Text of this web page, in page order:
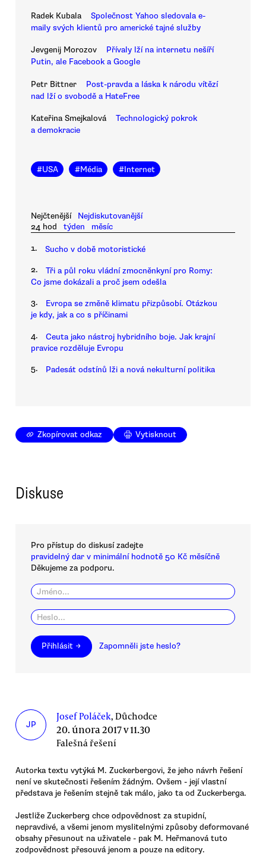
Radek Kubala
Společnost Yahoo sledovala e-
maily svých klientů pro americké tajné služby
Jevgenij Morozov
Přívaly lží na internetu nešíří
Putin, ale Facebook a Google
Petr Bittner
Post-pravda a láska k národu vítězí
nad lží o svobodě a HateFree
Kateřina Smejkalová
Technologický pokrok
a demokracie
#USA #Média #Internet
Nejčtenější
Nejdiskutovanější
24 hod
týden měsíc
1. Sucho v době motoristické
2.
Tři a půl roku vládní zmocněnkyní pro Romy:
Co jsme dokázali a proč jsem odešla
3.
Evropa se změně klimatu přizpůsobí. Otázkou
je kdy, jak a co s příčinami
4.
Ceuta jako nástroj hybridního boje. Jak krajní
pravice rozděluje Evropu
5. Padesát odstínů lži a nová nekulturní politika
Zkopírovat odkaz Vytisknout
Diskuse
Pro přístup do diskusí zadejte
pravidelný dar v minimální hodnotě 50 Kč měsíčně
Děkujeme za podporu.
Přihlásit → Zapomněli jste heslo?
JP
Josef Poláček, Důchodce
20. února 2017 v 11.30
Falešná řešení
Autorka textu vytýká M. Zuckerbergovi, že jeho návrh řešení
není ve skutečnosti řešením žádným. Ovšem - její vlastní
představa je řešením stejně tak málo, jako ta od Zuckerberga.
Jestliže Zuckerberg chce odpovědnost za stupidní,
nepravdivé, a všemi jenom myslitelnými způsoby deformované
obsahy přesunout na uživatele - pak M. Heřmanová tuto
zodpovědnost přesouvá jenom a pouze na editory.